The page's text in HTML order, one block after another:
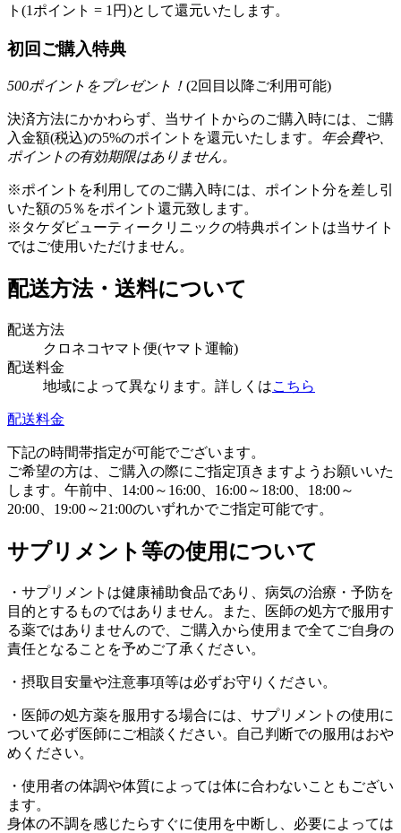
ト(1ポイント = 1円)として還元いたします。
初回ご購入特典
500ポイントをプレゼント！ (2回目以降ご利用可能)
決済方法にかかわらず、当サイトからのご購入時には、ご購
入金額(税込)の5%のポイントを還元いたします。 年会費や、
ポイントの有効期限はありません。
※ポイントを利用してのご購入時には、ポイント分を差し引
いた額の5％をポイント還元致します。
※タケダビューティークリニックの特典ポイントは当サイト
ではご使用いただけません。
配送方法・送料について
配送方法
クロネコヤマト便(ヤマト運輸)
配送料金
地域によって異なります。詳しくはこちら
配送料金
下記の時間帯指定が可能でございます。
ご希望の方は、ご購入の際にご指定頂きますようお願いいた
します。午前中、14:00～16:00、16:00～18:00、18:00～
20:00、19:00～21:00のいずれかでご指定可能です。
サプリメント等の使用について
・サプリメントは健康補助食品であり、病気の治療・予防を
目的とするものではありません。また、医師の処方で服用す
る薬ではありませんので、ご購入から使用まで全てご自身の
責任となることを予めご了承ください。
・摂取目安量や注意事項等は必ずお守りください。
・医師の処方薬を服用する場合には、サプリメントの使用に
ついて必ず医師にご相談ください。自己判断での服用はおや
めください。
・使用者の体調や体質によっては体に合わないこともござい
ます。
身体の不調を感じたらすぐに使用を中断し、必要によっては